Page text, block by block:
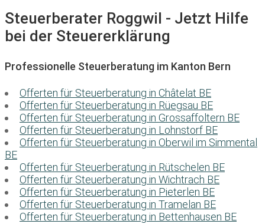
Steuerberater Roggwil - Jetzt Hilfe
bei der Steuererklärung
Professionelle Steuerberatung im Kanton Bern
Offerten für Steuerberatung in Châtelat BE
Offerten für Steuerberatung in Rüegsau BE
Offerten für Steuerberatung in Grossaffoltern BE
Offerten für Steuerberatung in Lohnstorf BE
Offerten für Steuerberatung in Oberwil im Simmental
BE
Offerten für Steuerberatung in Rütschelen BE
Offerten für Steuerberatung in Wichtrach BE
Offerten für Steuerberatung in Pieterlen BE
Offerten für Steuerberatung in Tramelan BE
Offerten für Steuerberatung in Bettenhausen BE